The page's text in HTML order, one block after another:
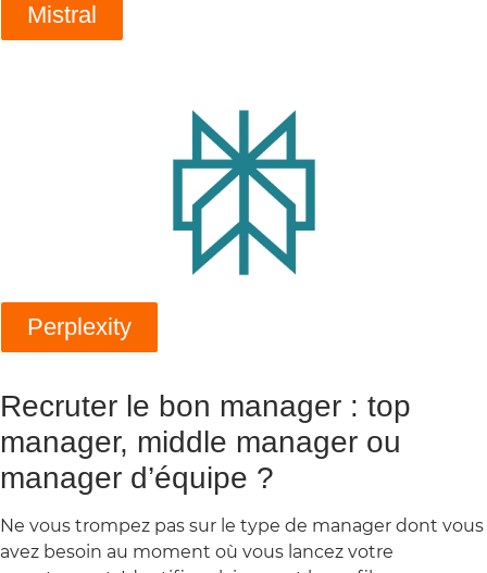
Mistral
Perplexity
Recruter le bon manager : top
manager, middle manager ou
manager d’équipe ?
Ne vous trompez pas sur le type de manager dont vous
avez besoin au moment où vous lancez votre